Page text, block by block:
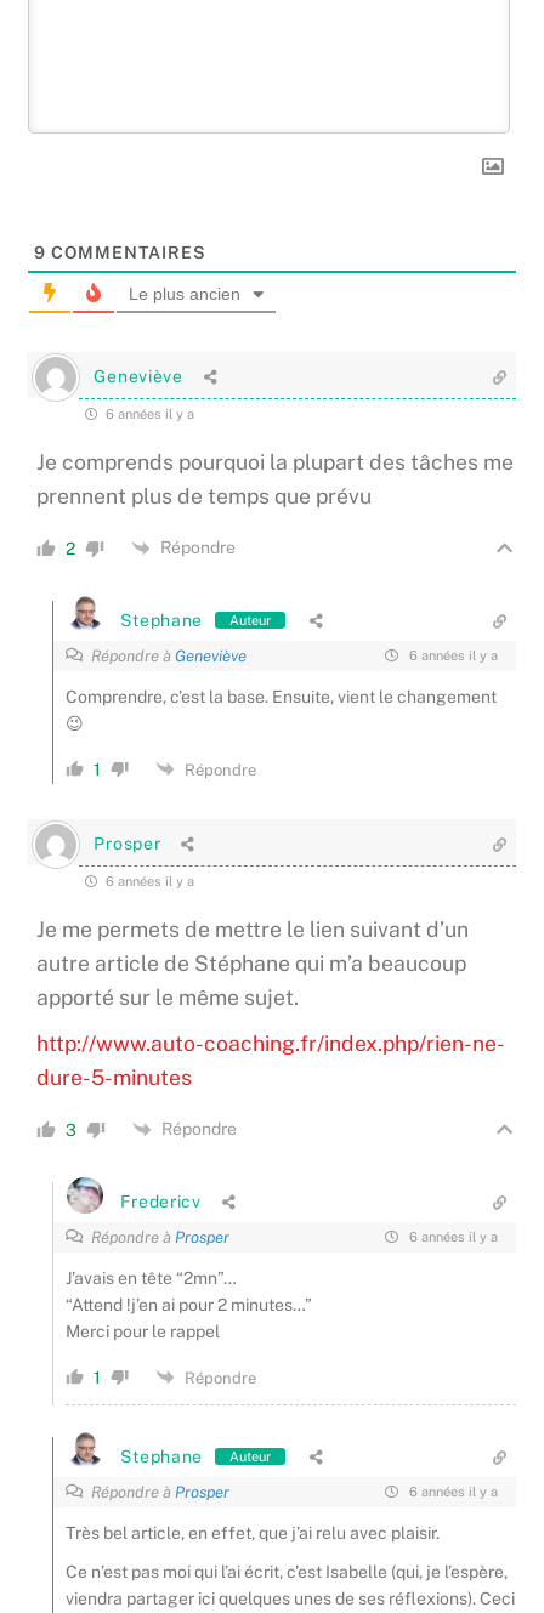
9 COMMENTAIRES
Le plus ancien
Geneviève
6 années il y a
Je comprends pourquoi la plupart des tâches me
prennent plus de temps que prévu
2 Répondre
Stephane Auteur
Répondre àGeneviève 6 années il y a
Comprendre, c’est la base. Ensuite, vient le changement
😉
1 Répondre
Prosper
6 années il y a
Je me permets de mettre le lien suivant d’un
autre article de Stéphane qui m’a beaucoup
apporté sur le même sujet.
http://www.auto-coaching.fr/index.php/rien-ne-
dure-5-minutes
3 Répondre
Fredericv
Répondre à Prosper 6 années il y a
J’avais en tête “2mn”…
“Attend !j’en ai pour 2 minutes…”
Merci pour le rappel
1 Répondre
Stephane Auteur
Répondre à Prosper 6 années il y a
Très bel article, en effet, que j’ai relu avec plaisir.
Ce n’est pas moi qui l’ai écrit, c’est Isabelle (qui, je l’espère,
viendra partager ici quelques unes de ses réflexions). Ceci